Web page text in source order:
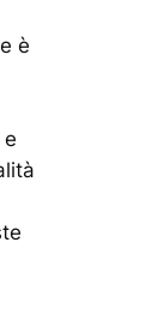
è
e